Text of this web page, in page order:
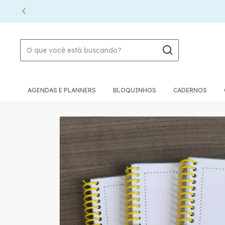
AGENDAS E PLANNERS BLOQUINHOS CADERNOS